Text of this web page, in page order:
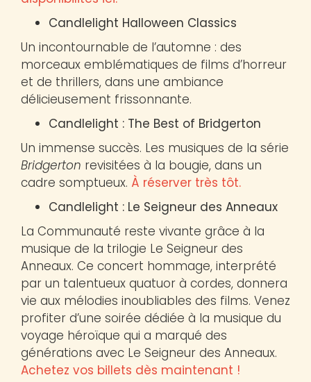
Candlelight Halloween Classics
Un incontournable de l’automne : des
morceaux emblématiques de films d’horreur
et de thrillers, dans une ambiance
délicieusement frissonnante.
Candlelight : The Best of Bridgerton
Un immense succès. Les musiques de la série
Bridgerton revisitées à la bougie, dans un
cadre somptueux. À réserver très tôt.
Candlelight : Le Seigneur des Anneaux
La Communauté reste vivante grâce à la
musique de la trilogie Le Seigneur des
Anneaux. Ce concert hommage, interprété
par un talentueux quatuor à cordes, donnera
vie aux mélodies inoubliables des films. Venez
profiter d’une soirée dédiée à la musique du
voyage héroïque qui a marqué des
générations avec Le Seigneur des Anneaux.
Achetez vos billets dès maintenant !